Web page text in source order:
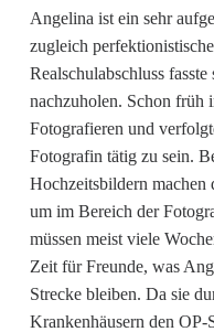
Angelina ist ein sehr
zugleich
Realschulabschluss
nachzuholen. Schon früh
Fotografieren und
Fotografin tätig zu sein.
Hochzeitsbildern machen
um im Bereich der
müssen meist viele
Zeit für Freunde, was
Strecke bleiben. Da sie
Krankenhäusern den OP-